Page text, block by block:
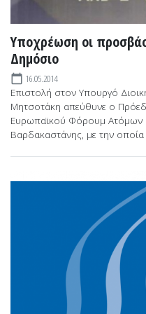
Υποχρέωση οι
Δημόσιο
calendar_today 16.05.2014
Επιστολή στον Υπουργό
Μητσοτάκη απεύθυνε ο
Ευρωπαϊκού Φόρουμ Ατόμων
Βαρδακαστάνης, με την